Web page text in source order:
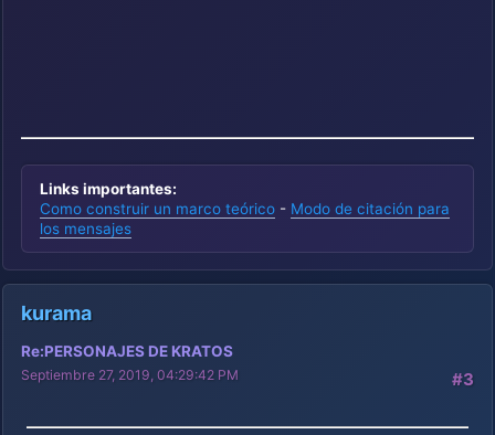
Links importantes:
Como construir un marco teórico - Modo de citación para
los mensajes
kurama
Re:PERSONAJES DE KRATOS
#3
Septiembre 27, 2019, 04:29:42 PM